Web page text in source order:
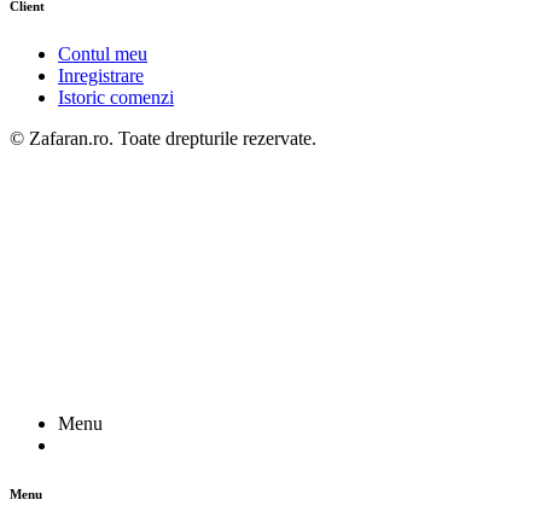
Client
Contul meu
Inregistrare
Istoric comenzi
© Zafaran.ro. Toate drepturile rezervate.
Menu
Menu